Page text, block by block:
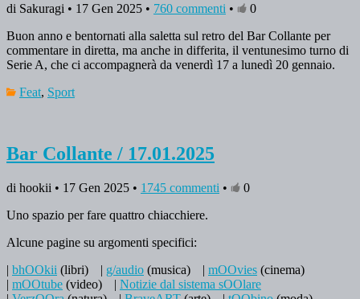
di Sakuragi • 17 Gen 2025 • 760 commenti •
0
Buon anno e bentornati alla saletta sul retro del Bar Collante per
commentare in diretta, ma anche in differita, il ventunesimo turno di
Serie A, che ci accompagnerà da venerdì 17 a lunedì 20 gennaio.
Feat, Sport
Bar Collante / 17.01.2025
di hookii • 17 Gen 2025 • 1745 commenti •
0
Uno spazio per fare quattro chiacchiere.
Alcune pagine su argomenti specifici:
| bhOOkii (libri) | g/audio (musica) | mOOvies (cinema)
| mOOtube (video) | Notizie dal sistema sOOlare